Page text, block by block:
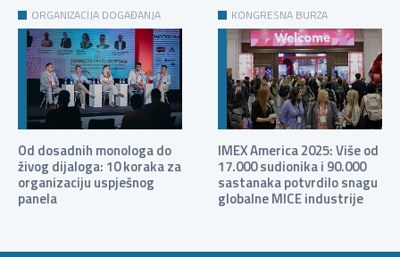
ORGANIZACIJA DOGAĐANJA
Od dosadnih monologa do
živog dijaloga: 10 koraka za
organizaciju uspješnog
panela
KONGRESNA BURZA
IMEX America 2025: Više od
17.000 sudionika i 90.000
sastanaka potvrdilo snagu
globalne MICE industrije